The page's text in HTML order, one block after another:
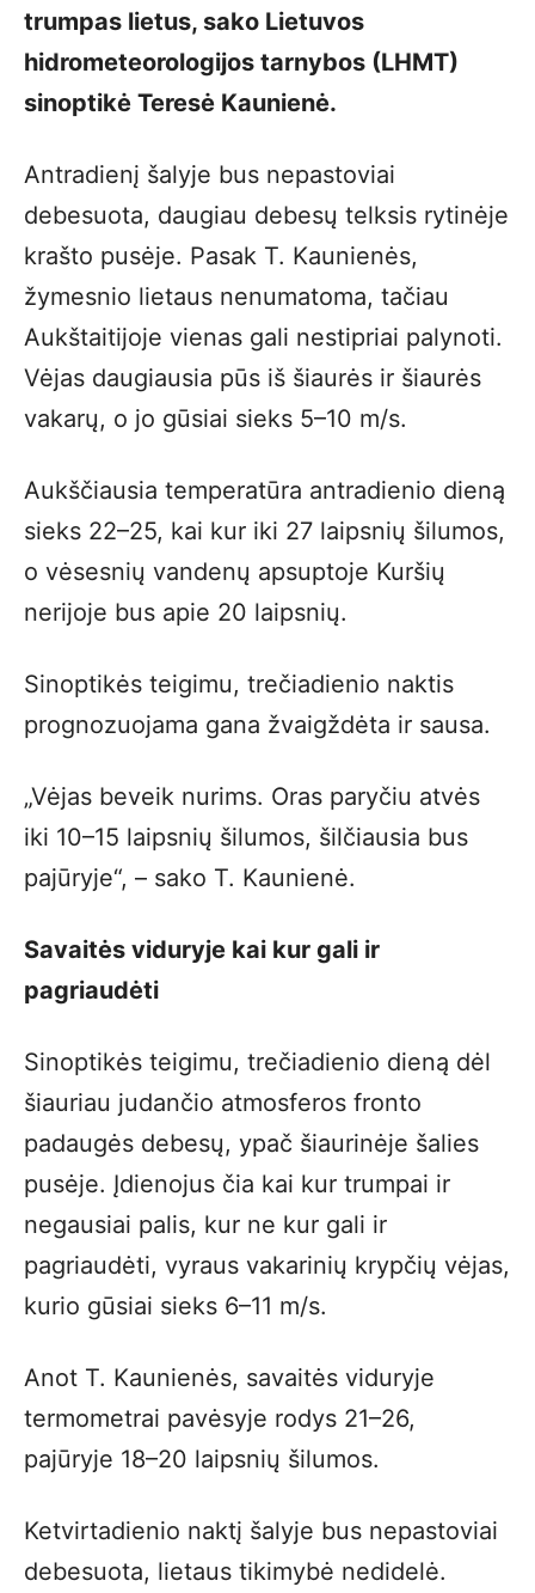
trumpas lietus, sako Lietuvos
hidrometeorologijos tarnybos (LHMT)
sinoptikė Teresė Kaunienė.
Antradienį šalyje bus nepastoviai
debesuota, daugiau debesų telksis rytinėje
krašto pusėje. Pasak T. Kaunienės,
žymesnio lietaus nenumatoma, tačiau
Aukštaitijoje vienas gali nestipriai palynoti.
Vėjas daugiausia pūs iš šiaurės ir šiaurės
vakarų, o jo gūsiai sieks 5–10 m/s.
Aukščiausia temperatūra antradienio dieną
sieks 22–25, kai kur iki 27 laipsnių šilumos,
o vėsesnių vandenų apsuptoje Kuršių
nerijoje bus apie 20 laipsnių.
Sinoptikės teigimu, trečiadienio naktis
prognozuojama gana žvaigždėta ir sausa.
„Vėjas beveik nurims. Oras paryčiu atvės
iki 10–15 laipsnių šilumos, šilčiausia bus
pajūryje“, – sako T. Kaunienė.
Savaitės viduryje kai kur gali ir
pagriaudėti
Sinoptikės teigimu, trečiadienio dieną dėl
šiauriau judančio atmosferos fronto
padaugės debesų, ypač šiaurinėje šalies
pusėje. Įdienojus čia kai kur trumpai ir
negausiai palis, kur ne kur gali ir
pagriaudėti, vyraus vakarinių krypčių vėjas,
kurio gūsiai sieks 6–11 m/s.
Anot T. Kaunienės, savaitės viduryje
termometrai pavėsyje rodys 21–26,
pajūryje 18–20 laipsnių šilumos.
Ketvirtadienio naktį šalyje bus nepastoviai
debesuota, lietaus tikimybė nedidelė.